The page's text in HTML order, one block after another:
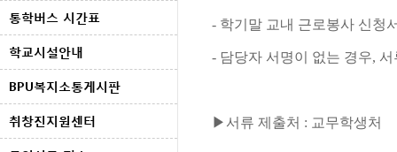
통학버스 시간표
학교시설안내
BPU복지소통게시판
취창진지원센터
- 학기말 교내 근로봉사 신청
- 담당자 서명이 없는 경우,
▶ 서류 제출처 : 교무학생처